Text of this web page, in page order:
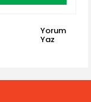
Yorum
Yaz